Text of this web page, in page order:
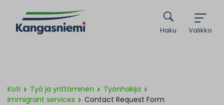
Valikko
Haku
Koti Työ ja yrittäminen
Työnhakija
Immigrant services
Contact Request Form